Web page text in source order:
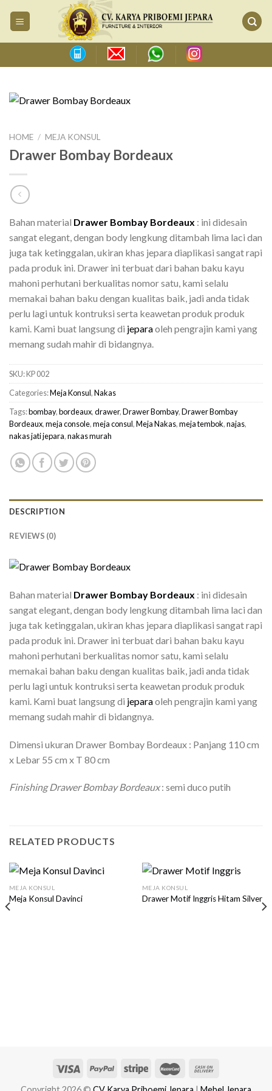
HOME / MEJA KONSUL
Drawer Bombay Bordeaux
Bahan material Drawer Bombay Bordeaux : ini didesain
sangat elegant, dengan body lengkung ditambah lima laci dan
juga tak ketinggalan, ukiran khas jepara diaplikasi sangat rapi
pada produk ini. Drawer ini terbuat dari bahan baku kayu
mahoni perhutani berkualitas nomor satu, kami selalu
memakai bahan baku dengan kualitas baik, jadi anda tidak
perlu lagi untuk kontruksi serta keawetan produk produk
kami. Kami buat langsung di jeparaoleh pengrajin kami yang
memang sudah mahir di bidangnya.
SKU:KP 002
Categories:Meja Konsul,Nakas
Tags:bombay,bordeaux,drawer,Drawer Bombay,Drawer Bombay
Bordeaux,meja console,meja consul,Meja Nakas,meja tembok,najas,
nakas jati jepara,nakas murah
DESCRIPTION
REVIEWS (0)
Bahan material Drawer Bombay Bordeaux : ini didesain
sangat elegant, dengan body lengkung ditambah lima laci dan
juga tak ketinggalan, ukiran khas jepara diaplikasi sangat rapi
pada produk ini. Drawer ini terbuat dari bahan baku kayu
mahoni perhutani berkualitas nomor satu, kami selalu
memakai bahan baku dengan kualitas baik, jadi anda tidak
perlu lagi untuk kontruksi serta keawetan produk produk
kami. Kami buat langsung di jeparaoleh pengrajin kami yang
memang sudah mahir di bidangnya.
Dimensi ukuran Drawer Bombay Bordeaux : Panjang 110 cm
x Lebar 55 cm x T 80 cm
Finishing Drawer Bombay Bordeaux: semi duco putih
RELATED PRODUCTS
MEJA KONSUL
Meja Konsul Davinci
MEJA KONSUL
Drawer Motif Inggris Hitam Silver